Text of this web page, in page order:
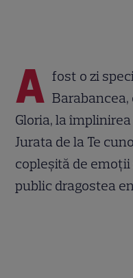
A fost o zi
Gloria, la
Jurata de la Te
copleșită de
public dragostea